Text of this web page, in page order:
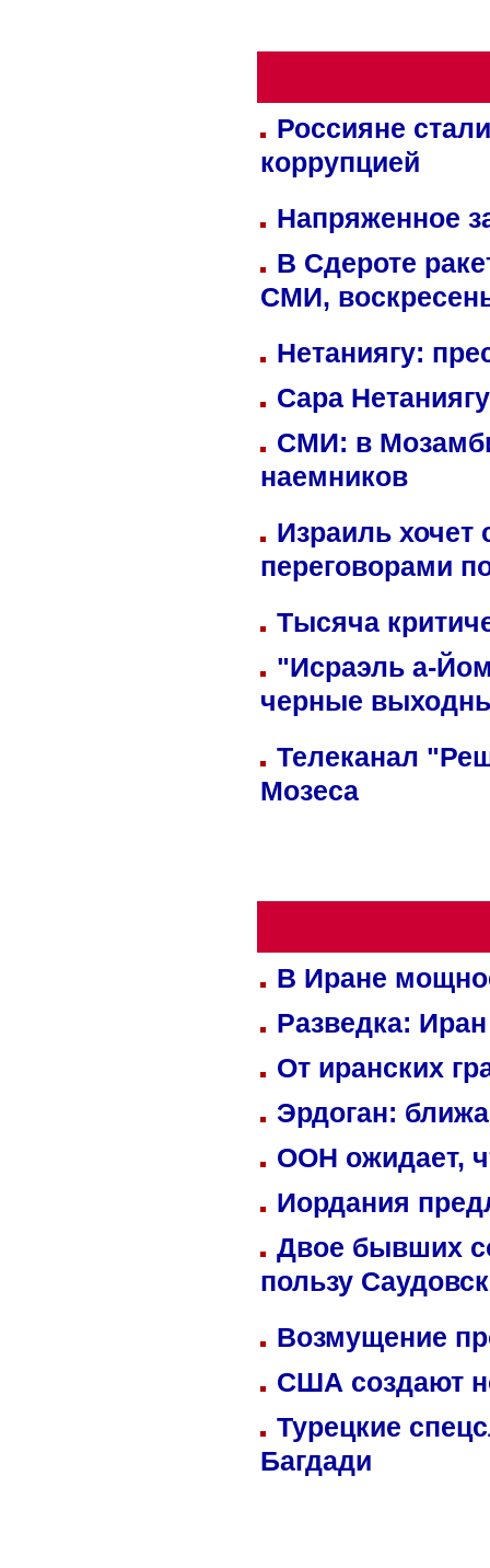
Россияне
коррупцией
Напряженное
В Сдероте
СМИ,
Нетаниягу:
Сара
СМИ: в
наемников
Израиль хочет
переговорами
Тысяча
"Исраэль а-
черные
Телеканал
Мозеса
В Иране
Разведка:
От иранских
Эрдоган:
ООН ожидает,
Иордания
Двое бывших
пользу
Возмущение
США создают
Турецкие
Багдади